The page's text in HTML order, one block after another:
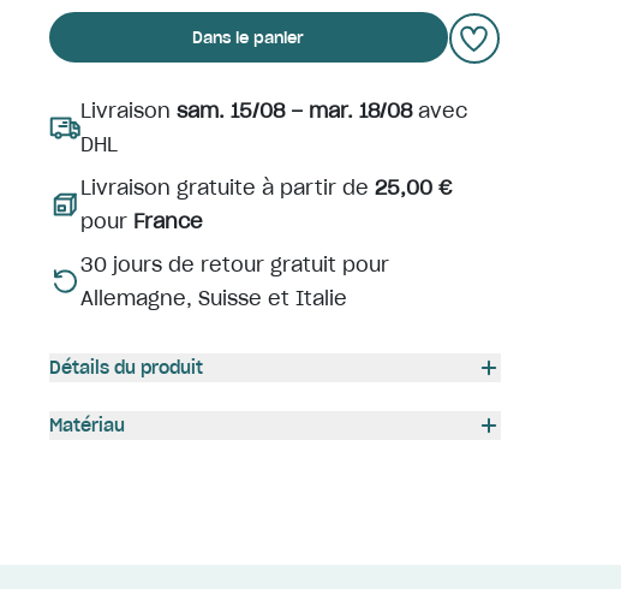
Dans le panier
Livraison sam. 15/08 – mar. 18/08avec
DHL
Livraison gratuite à partir de 25,00 €
pour France
30 jours de retour gratuit pour
Allemagne, Suisse et Italie
Détails du produit
Matériau